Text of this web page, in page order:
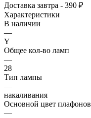
Доставка завтра - 390 ₽
Характеристики
В наличии
—
Y
Общее кол-во ламп
—
28
Тип лампы
—
накаливания
Основной цвет плафонов
—